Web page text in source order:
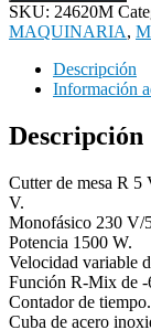
SKU: 24620M
MAQUINARIA,
Descripción
Información
Descripción
Cutter de mesa R 5
V.
Monofásico 230 V/
Potencia 1500 W.
Velocidad variable
Función R-Mix de -
Contador de tiempo.
Cuba de acero